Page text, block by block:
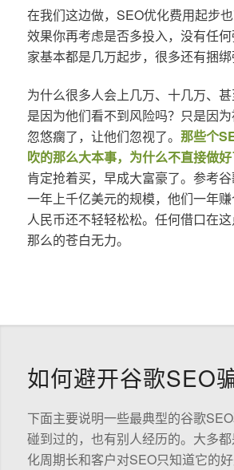
在我们这边做，SEO优化费用起步
效果你再考虑是否多投入，没有任
家基本都是几万起步，很多还有捆绑
为什么很多人会上几万、十几万、甚
是因为他们看不到风险吗？只是因
忽悠瘸了，让他们忽视了。 那些个
吹的那么大本事，为什么不直接做好
肯定抢着买，早成大富豪了。参考
一年上千亿美元的规模，他们一年
人民币还不轻轻松松。任何借口在
那么的苍白无力。
如何避开谷歌SEO
下面主要说明一些最典型的谷歌
碰到过的，也有别人经历的。大多
化周期长和客户对SEO只知道它的